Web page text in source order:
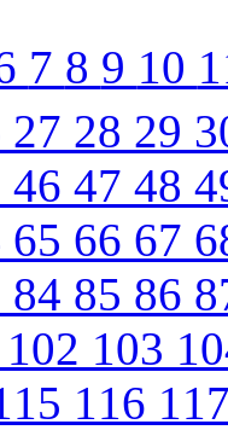
7 8 9 10
27 28 29
46 47 48
65 66 67
84 85 86
102 103
116